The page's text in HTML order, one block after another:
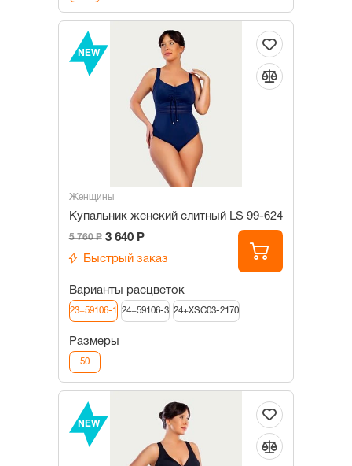
NEW
Женщины
Купальник женский слитный LS 99-624
5 760 Р 3 640 Р
Быстрый заказ
Варианты расцветок
23+59106-1 24+59106-3 24+XSC03-2170
Размеры
50
NEW